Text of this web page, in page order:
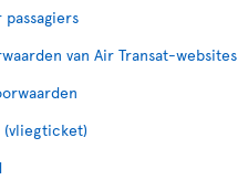
van Air Transat-websites
(vliegticket)